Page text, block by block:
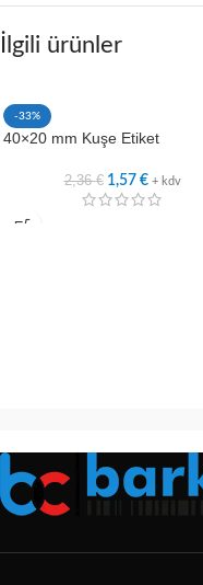
İlgili ürünler
-33%
40×20 mm Kuşe Etiket
2,36€ 1,57 € + kdv